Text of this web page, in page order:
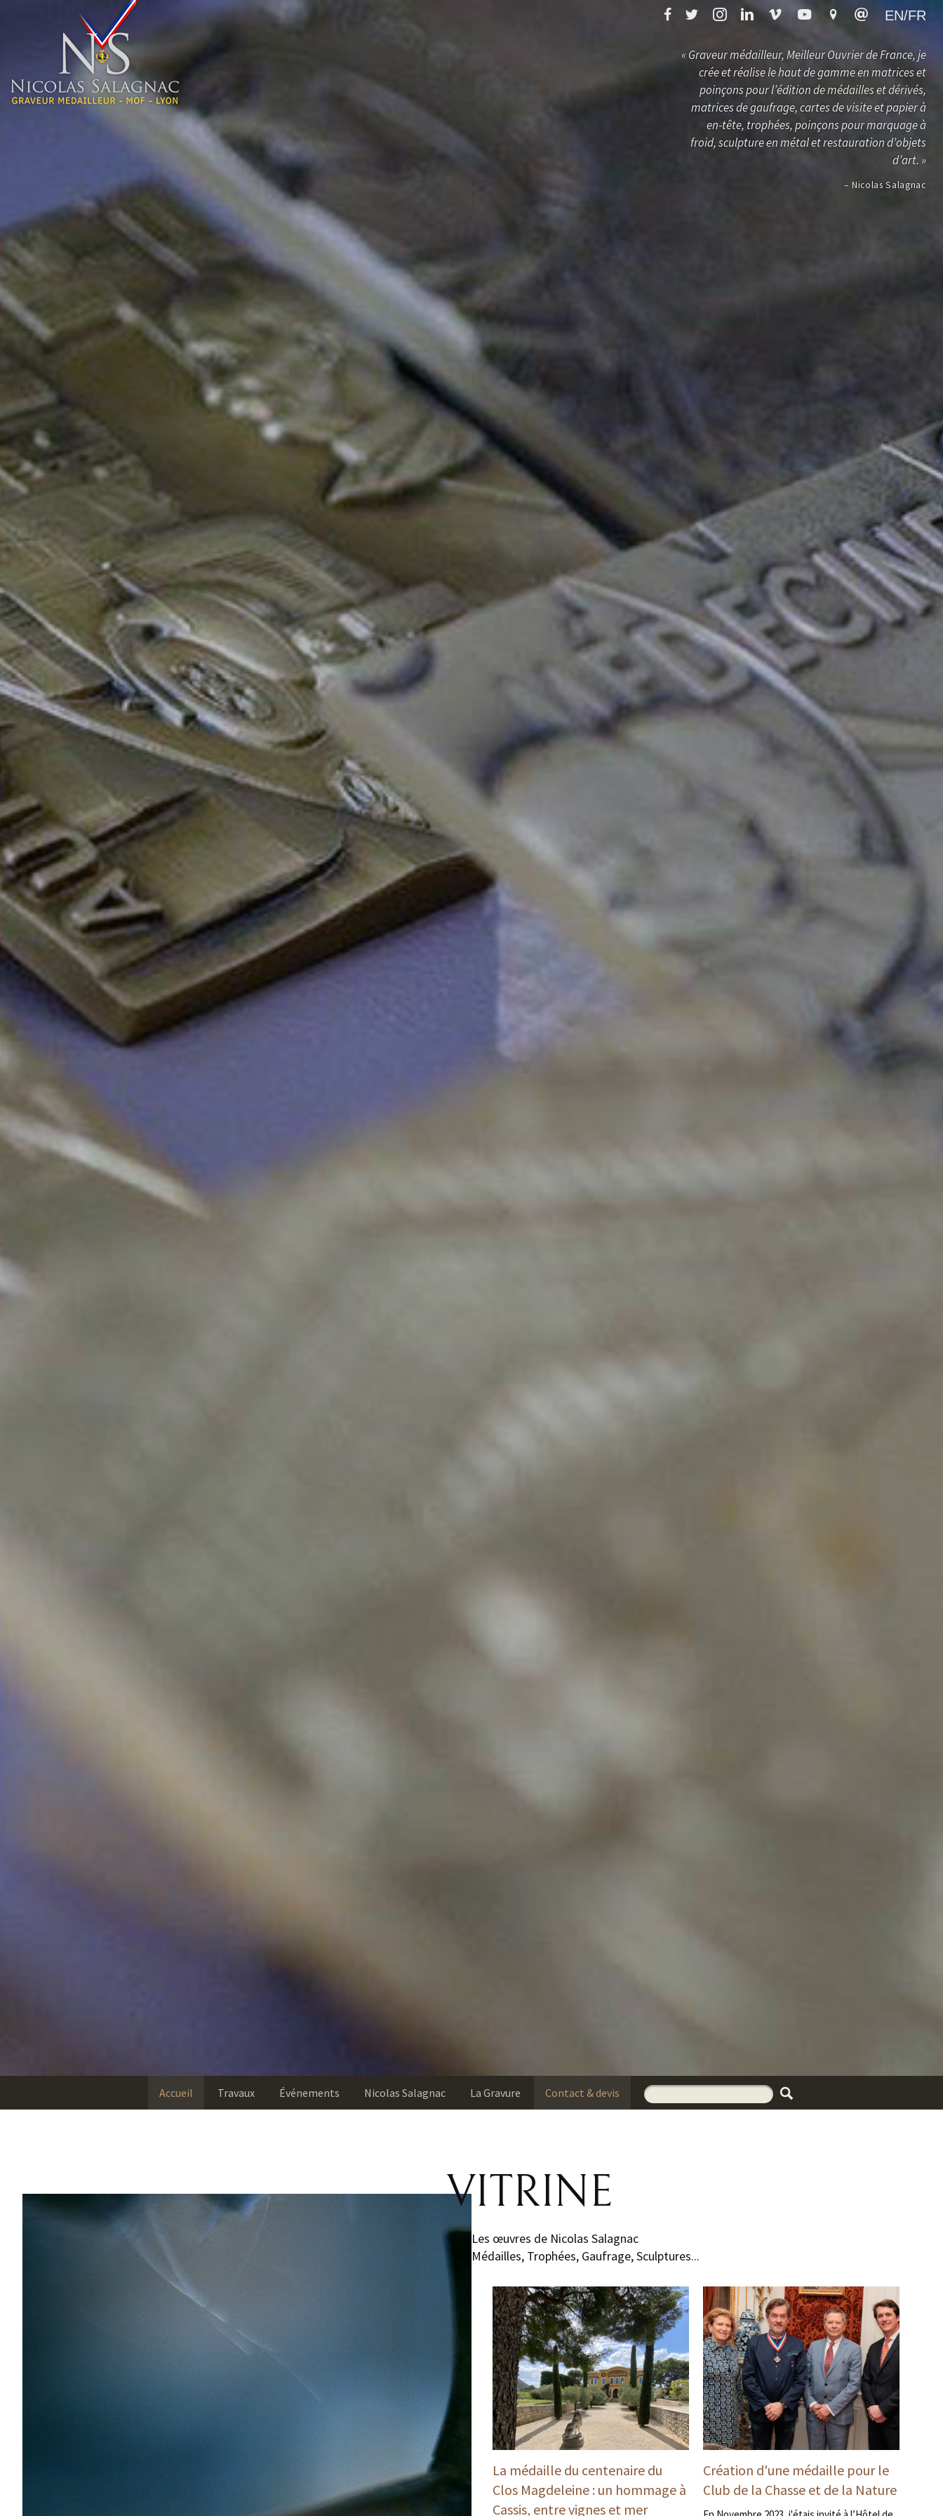
EN/FR
Accueil Travaux Événements Nicolas Salagnac La Gravure Contact & devis
« Graveur médailleur, Meilleur Ouvrier de France, je
crée et réalise le haut de gamme en matrices et
poinçons pour l’édition de médailles et dérivés,
matrices de gaufrage, cartes de visite et papier à
en-tête, trophées, poinçons pour marquage à
froid, sculpture en métal et restauration d’objets
d’art. »
– Nicolas Salagnac
VITRINE
Les œuvres de Nicolas Salagnac
Médailles, Trophées, Gaufrage, Sculptures...
La médaille du centenaire du
Clos Magdeleine : un hommage à
Cassis, entre vignes et mer
Création d'une médaille pour le
Club de la Chasse et de la Nature